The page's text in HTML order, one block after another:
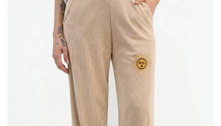
Redondo
Bordado
«CLOVER»